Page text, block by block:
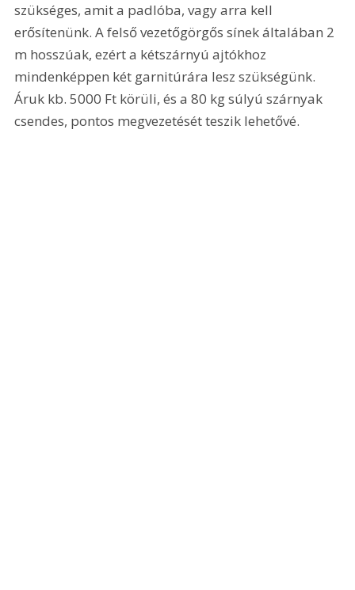
szükséges, amit a padlóba, vagy arra kell
erősítenünk. A felső vezetőgörgős sínek általában 2
m hosszúak, ezért a kétszárnyú ajtókhoz
mindenképpen két garnitúrára lesz szükségünk.
Áruk kb. 5000 Ft körüli, és a 80 kg súlyú szárnyak
csendes, pontos megvezetését teszik lehetővé.